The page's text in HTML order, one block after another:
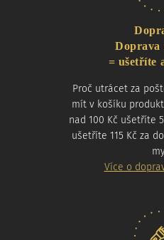
Doprava
= ušetříte
Proč utrácet za
mít v košíku
nad 100 Kč ušetříte
ušetříte 115 Kč za
Více o